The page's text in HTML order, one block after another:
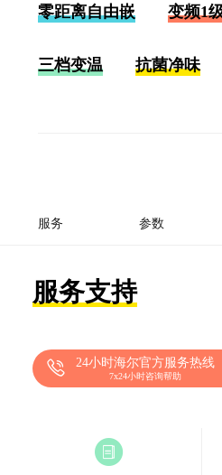
零距离自由嵌 变频1
三档变温 抗菌净味
服务 参数
服务支持
24小时海尔官方服务热线
7x24小时咨询帮助